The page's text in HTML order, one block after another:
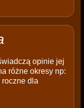
opinie jej
różne okresy np:
dla